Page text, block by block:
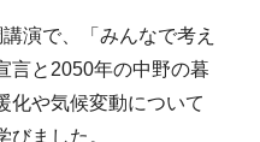
演で、「みんなで考え
言と2050年の中野の暮
化や気候変動について
ました。